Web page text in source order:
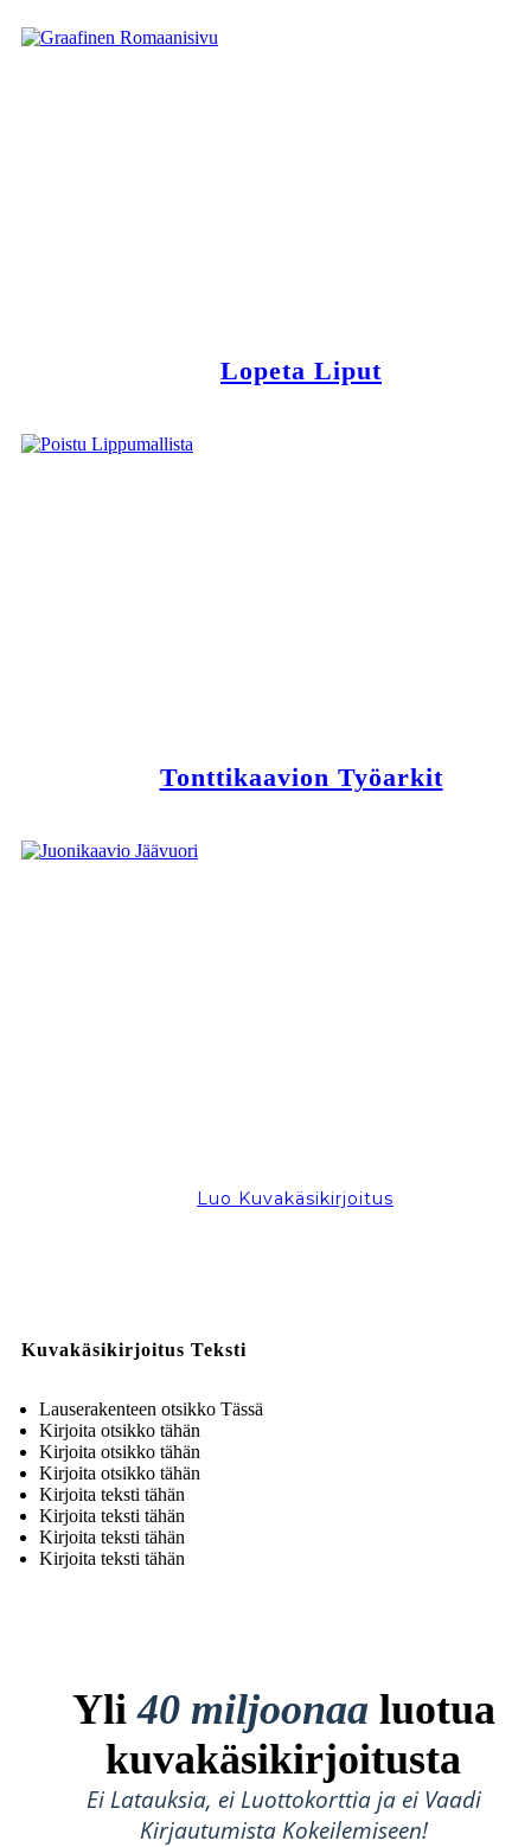
Lopeta Liput
Tonttikaavion Työarkit
Luo Kuvakäsikirjoitus
Kuvakäsikirjoitus Teksti
Lauserakenteen otsikko Tässä
Kirjoita otsikko tähän
Kirjoita otsikko tähän
Kirjoita otsikko tähän
Kirjoita teksti tähän
Kirjoita teksti tähän
Kirjoita teksti tähän
Kirjoita teksti tähän
Yli40 miljoonaa luotua
kuvakäsikirjoitusta
Ei Latauksia, ei Luottokorttia ja ei Vaadi
Kirjautumista Kokeilemiseen!